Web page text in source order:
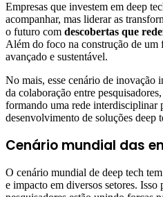
Empresas que investem em deep
acompanhar, mas liderar as
o futuro com descobertas que
Além do foco na construção de
avançado e sustentável.
No mais, esse cenário de inovação
da colaboração entre
formando uma rede interdisciplinar
desenvolvimento de soluções deep
Cenário mundial das
O cenário mundial de deep tech
e impacto em diversos setores. Isso